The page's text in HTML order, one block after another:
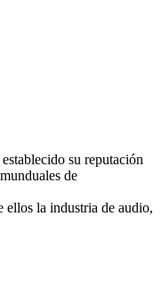
su reputación
de
ellos la industria de audio,